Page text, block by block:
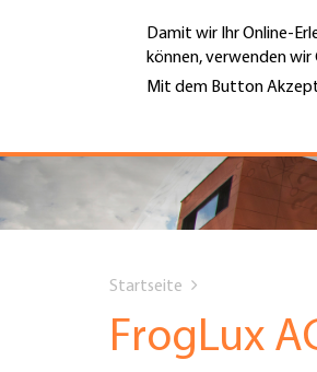
Damit wir Ihr Online-
können, verwenden wir
Mit dem Button
Hauptnavigation
PORTRÄT
DIENSTLEISTUNGEN
MENÜ
are
Startseite
FrogLux